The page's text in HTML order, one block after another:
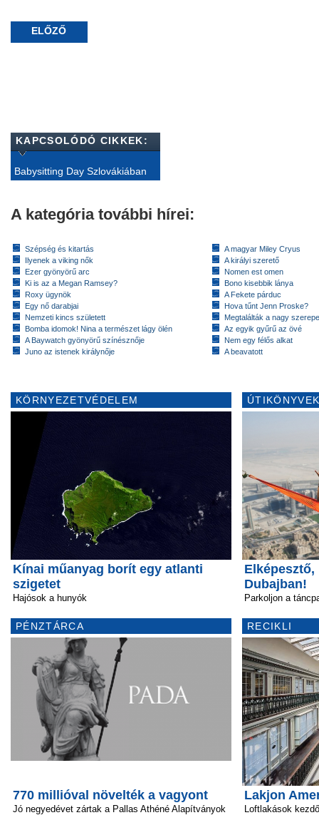
ELŐZŐ
KAPCSOLÓDÓ CIKKEK:
Babysitting Day Szlovákiában
A kategória további hírei:
Szépség és kitartás
Ilyenek a viking nők
Ezer gyönyörű arc
Ki is az a Megan Ramsey?
Roxy ügynök
Egy nő darabjai
Nemzeti kincs született
Bomba idomok! Nina a természet lágy ölén
A Baywatch gyönyörű színésznője
Juno az istenek királynője
A magyar Miley Cryus
A királyi szerető
Nomen est omen
Bono kisebbik lánya
A Fekete párduc
Hova tűnt Jenn Proske?
Megtalálták a nagy
Az egyik gyűrű az övé
Nem egy félős alkat
A beavatott
KÖRNYEZETVÉDELEM
Kínai műanyag borít egy atlanti
szigetet
Hajósok a hunyók
PÉNZTÁRCA
770 millióval növelték a vagyont
Jó negyedévet zártak a Pallas Athéné Alapítványok
Dubajban!
Parkoljon a
RECIKLI
Lakjon
Loftlakások